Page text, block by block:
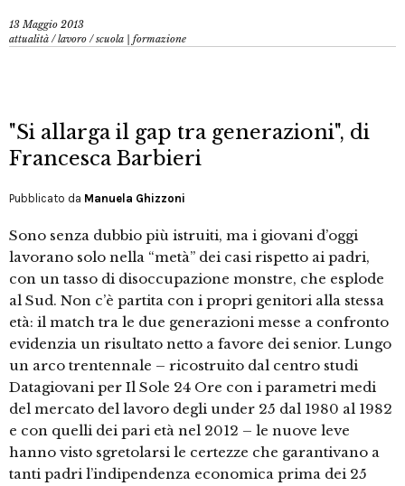
13 Maggio 2013
attualità /lavoro /scuola | formazione
"Si allarga il gap tra generazioni", di
Francesca Barbieri
Pubblicato da Manuela Ghizzoni
Sono senza dubbio più istruiti, ma i giovani d’oggi
lavorano solo nella “metà” dei casi rispetto ai padri,
con un tasso di disoccupazione monstre, che esplode
al Sud. Non c’è partita con i propri genitori alla stessa
età: il match tra le due generazioni messe a confronto
evidenzia un risultato netto a favore dei senior. Lungo
un arco trentennale – ricostruito dal centro studi
Datagiovani per Il Sole 24 Ore con i parametri medi
del mercato del lavoro degli under 25 dal 1980 al 1982
e con quelli dei pari età nel 2012 – le nuove leve
hanno visto sgretolarsi le certezze che garantivano a
tanti padri l’indipendenza economica prima dei 25